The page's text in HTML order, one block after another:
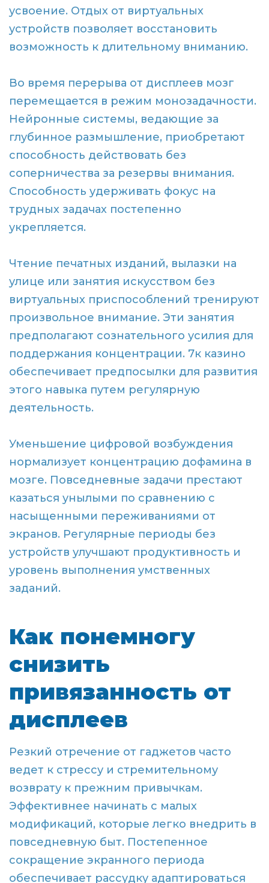
усвоение. Отдых от виртуальных
устройств позволяет восстановить
возможность к длительному вниманию.
Во время перерыва от дисплеев мозг
перемещается в режим монозадачности.
Нейронные системы, ведающие за
глубинное размышление, приобретают
способность действовать без
соперничества за резервы внимания.
Способность удерживать фокус на
трудных задачах постепенно
укрепляется.
Чтение печатных изданий, вылазки на
улице или занятия искусством без
виртуальных приспособлений тренируют
произвольное внимание. Эти занятия
предполагают сознательного усилия для
поддержания концентрации. 7к казино
обеспечивает предпосылки для развития
этого навыка путем регулярную
деятельность.
Уменьшение цифровой возбуждения
нормализует концентрацию дофамина в
мозге. Повседневные задачи престают
казаться унылыми по сравнению с
насыщенными переживаниями от
экранов. Регулярные периоды без
устройств улучшают продуктивность и
уровень выполнения умственных
заданий.
Как понемногу
снизить
привязанность от
дисплеев
Резкий отречение от гаджетов часто
ведет к стрессу и стремительному
возврату к прежним привычкам.
Эффективнее начинать с малых
модификаций, которые легко внедрить в
повседневную быт. Постепенное
сокращение экранного периода
обеспечивает рассудку адаптироваться